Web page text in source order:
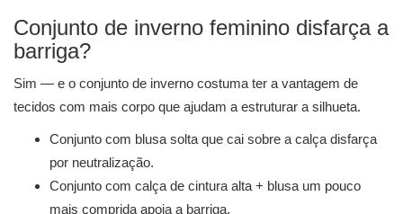
Conjunto de inverno feminino disfarça a
barriga?
Sim — e o conjunto de inverno costuma ter a vantagem de
tecidos com mais corpo que ajudam a estruturar a silhueta.
Conjunto com blusa solta que cai sobre a calça disfarça
por neutralização.
Conjunto com calça de cintura alta + blusa um pouco
mais comprida apoia a barriga.